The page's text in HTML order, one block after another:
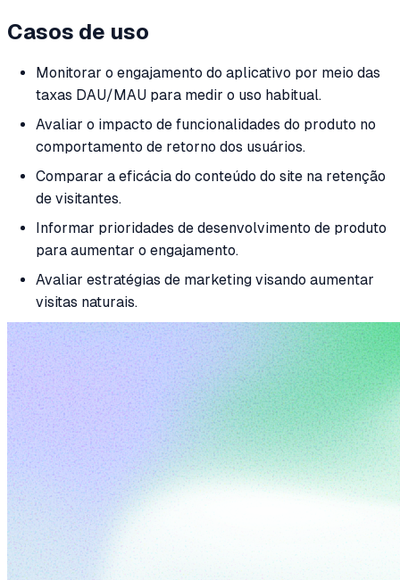
Casos de uso
Monitorar o engajamento do aplicativo por meio das
taxas DAU/MAU para medir o uso habitual.
Avaliar o impacto de funcionalidades do produto no
comportamento de retorno dos usuários.
Comparar a eficácia do conteúdo do site na retenção
de visitantes.
Informar prioridades de desenvolvimento de produto
para aumentar o engajamento.
Avaliar estratégias de marketing visando aumentar
visitas naturais.